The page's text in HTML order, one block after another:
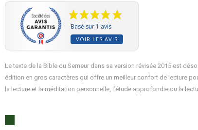
Basé sur 1 avis
VOIR LES AVIS
Le texte de la Bible du Semeur dans sa version révisée 2015 est
édition en gros caractères qui offre un meilleur confort de lecture
la lecture et la méditation personnelle, l’étude approfondie ou la